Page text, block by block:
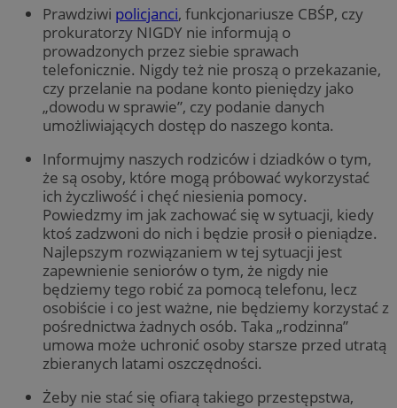
Prawdziwi policjanci, funkcjonariusze CBŚP, czy
prokuratorzy NIGDY nie informują o
prowadzonych przez siebie sprawach
telefonicznie. Nigdy też nie proszą o przekazanie,
czy przelanie na podane konto pieniędzy jako
„dowodu w sprawie”, czy podanie danych
umożliwiających dostęp do naszego konta.
Informujmy naszych rodziców i dziadków o tym,
że są osoby, które mogą próbować wykorzystać
ich życzliwość i chęć niesienia pomocy.
Powiedzmy im jak zachować się w sytuacji, kiedy
ktoś zadzwoni do nich i będzie prosił o pieniądze.
Najlepszym rozwiązaniem w tej sytuacji jest
zapewnienie seniorów o tym, że nigdy nie
będziemy tego robić za pomocą telefonu, lecz
osobiście i co jest ważne, nie będziemy korzystać z
pośrednictwa żadnych osób. Taka „rodzinna”
umowa może uchronić osoby starsze przed utratą
zbieranych latami oszczędności.
Żeby nie stać się ofiarą takiego przestępstwa,